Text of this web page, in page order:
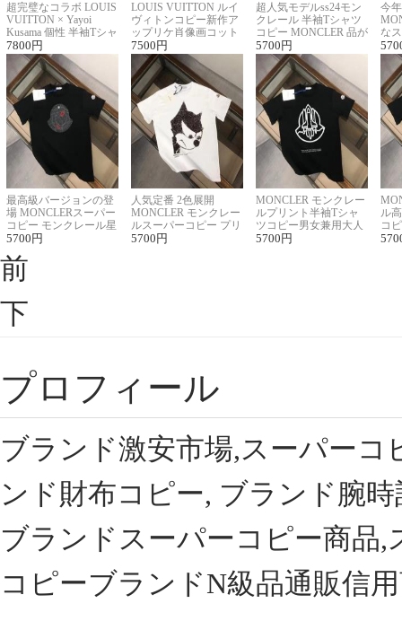
超完璧なコラボ LOUIS
VUITTON × Yayoi
Kusama 個性 半袖Tシャ
ツコピー男女兼用
7800 円
LOUIS VUITTON ルイ
ヴィトンコピー新作ア
ップリケ肖像画コット
ンニット半袖Tシャツ
7500 円
超人気モデルss24モン
クレール 半袖Tシャツ
コピー MONCLER 品が
良く見た目
5700 円
今
な
ル
最高級バージョンの登
場 MONCLERスーパー
コピー モンクレール星
座半袖Tシャツ
5700 円
人気定番 2色展開
MONCLER モンクレー
ルスーパーコピー プリ
ント半袖Tシャツ
5700 円
MONCLER モンクレー
ルプリント半袖Tシャ
ツコピー男女兼用大人
可愛い春夏コーデ
5700 円
ル
コ
ィ
前
下
プロフィール
ブランド激安市場,スーパー
ンド財布コピー, ブランド腕
ブランドスーパーコピー商品
コピーブランドN級品通販信